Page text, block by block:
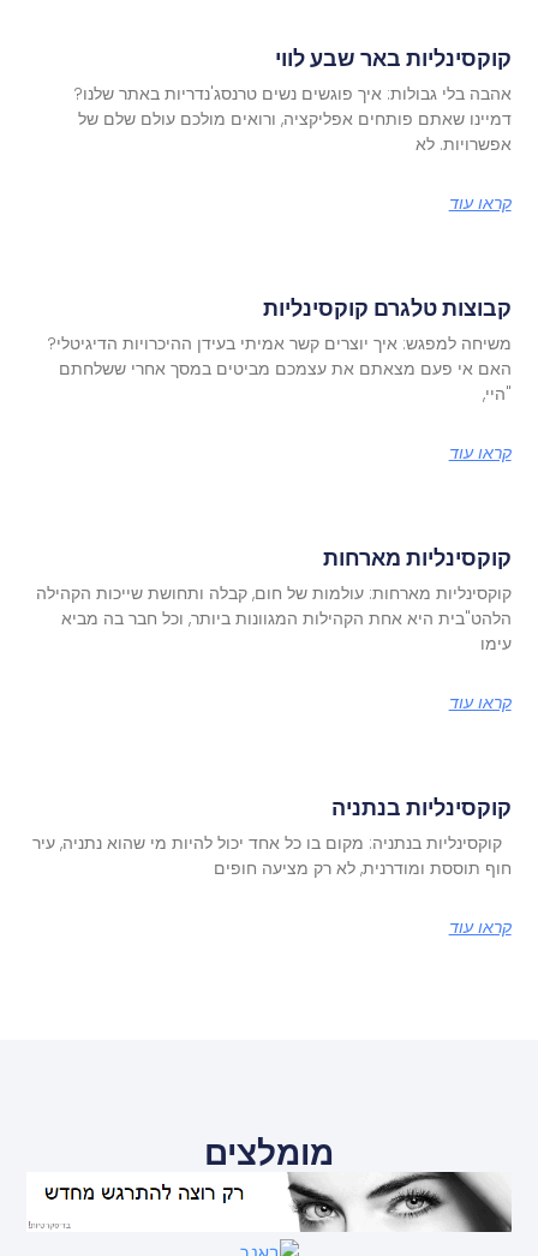
קוקסינליות באר שבע לווי
אהבה בלי גבולות: איך פוגשים נשים טרנסג'נדריות באתר שלנו?
דמיינו שאתם פותחים אפליקציה, ורואים מולכם עולם שלם של
אפשרויות. לא
קראו עוד
קבוצות טלגרם קוקסינליות
משיחה למפגש: איך יוצרים קשר אמיתי בעידן ההיכרויות הדיגיטלי?
האם אי פעם מצאתם את עצמכם מביטים במסך אחרי ששלחתם
"היי,
קראו עוד
קוקסינליות מארחות
קוקסינליות מארחות: עולמות של חום, קבלה ותחושת שייכות הקהילה
הלהט"בית היא אחת הקהילות המגוונות ביותר, וכל חבר בה מביא
עימו
קראו עוד
קוקסינליות בנתניה
קוקסינליות בנתניה: מקום בו כל אחד יכול להיות מי שהוא נתניה, עיר
חוף תוססת ומודרנית, לא רק מציעה חופים
קראו עוד
מומלצים